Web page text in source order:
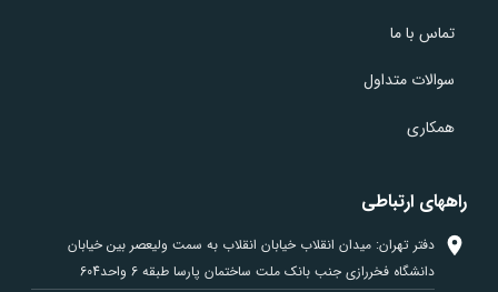
تماس با ما
سوالات متداول
همکاری
راههای ارتباطی
دفتر تهران: میدان انقلاب خیابان انقلاب به سمت ولیعصر بین خیابان
دانشگاه فخررازی جنب بانک ملت ساختمان پارسا طبقه 6 واحد604